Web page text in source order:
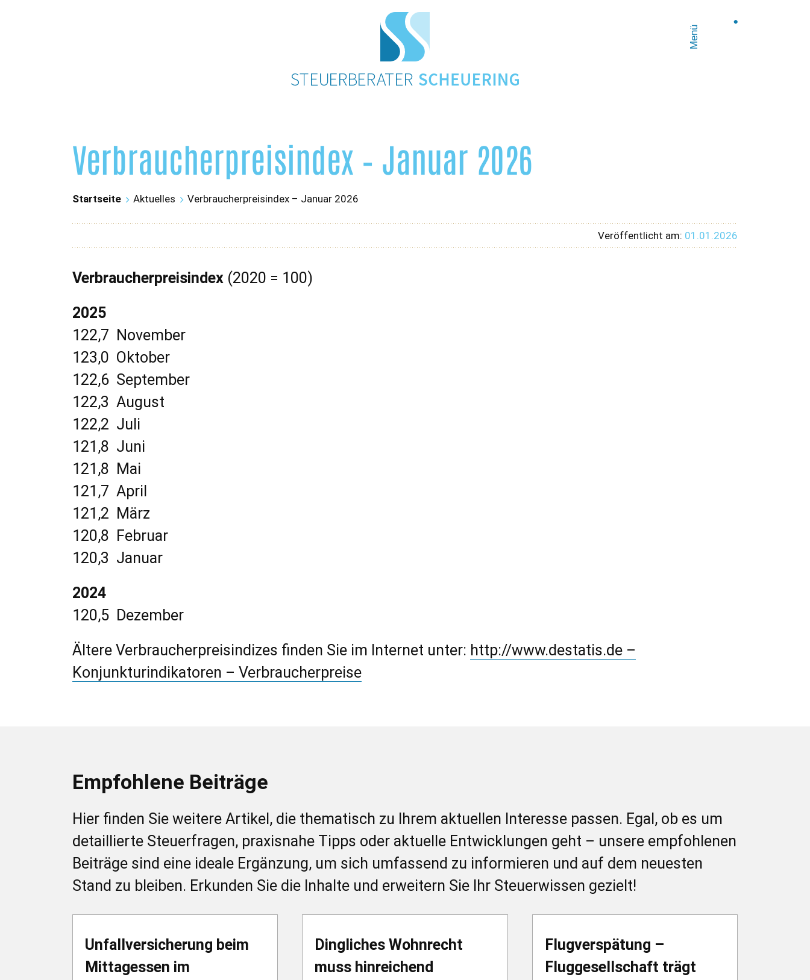
Menü
Verbraucherpreisindex – Januar 2026
Startseite Aktuelles Verbraucherpreisindex – Januar 2026
Veröffentlicht am: 01.01.2026
Verbraucherpreisindex (2020 = 100)
2025
122,7 November
123,0 Oktober
122,6 September
122,3 August
122,2 Juli
121,8 Juni
121,8 Mai
121,7 April
121,2 März
120,8 Februar
120,3 Januar
2024
120,5 Dezember
Ältere Verbraucherpreisindizes finden Sie im Internet unter: http://www.destatis.de –
Konjunkturindikatoren – Verbraucherpreise
Empfohlene Beiträge
Hier finden Sie weitere Artikel, die thematisch zu Ihrem aktuellen Interesse passen. Egal, ob es um
detaillierte Steuerfragen, praxisnahe Tipps oder aktuelle Entwicklungen geht – unsere empfohlenen
Beiträge sind eine ideale Ergänzung, um sich umfassend zu informieren und auf dem neuesten
Stand zu bleiben. Erkunden Sie die Inhalte und erweitern Sie Ihr Steuerwissen gezielt!
Unfallversicherung beim
Mittagessen im
Dingliches Wohnrecht
muss hinreichend
Flugverspätung –
Fluggesellschaft trägt